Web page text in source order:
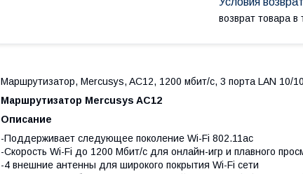
возврат товара
Маршрутизатор, Mercusys, AC12, 1200 мбит/с, 3 порта LAN 10/
Маршрутизатор Mercusys AC12
Описание
-Поддерживает следующее поколение Wi-Fi 802.11ac
-Скорость Wi-Fi до 1200 Мбит/с для онлайн-игр и плавного
-4 внешние антенны для широкого покрытия Wi-Fi сети